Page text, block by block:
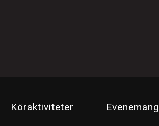
Köraktiviteter Evenemang